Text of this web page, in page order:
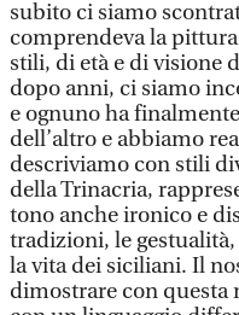
subito ci siamo
comprendeva la
stili, di età e di visione
dopo anni, ci siamo
e ognuno ha
dell’altro e abbiamo
descriviamo con stili
della Trinacria,
tono anche ironico e
tradizioni, le
la vita dei siciliani. Il
dimostrare con questa